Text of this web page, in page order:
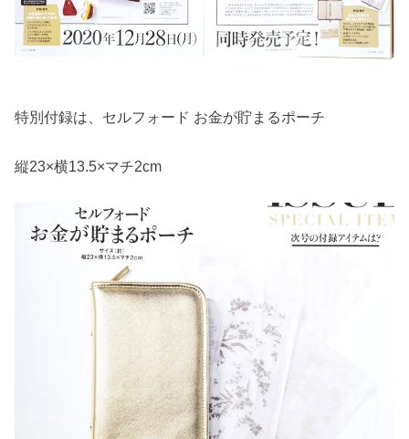
特別付録は、セルフォード お金が貯まるポーチ
縦23×横13.5×マチ2cm